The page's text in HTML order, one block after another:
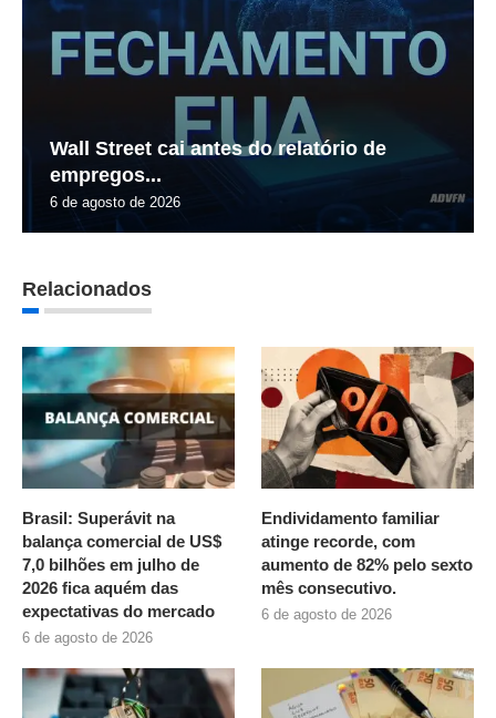
Wall Street cai antes do relatório de
empregos...
6 de agosto de 2026
Relacionados
Brasil: Superávit na
balança comercial de US$
7,0 bilhões em julho de
2026 fica aquém das
expectativas do mercado
6 de agosto de 2026
Endividamento familiar
atinge recorde, com
aumento de 82% pelo sexto
mês consecutivo.
6 de agosto de 2026